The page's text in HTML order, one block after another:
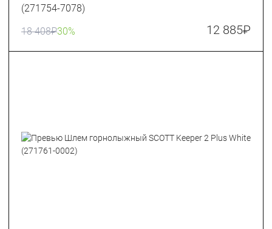
(271754-7078)
18 408₽30% 12 885₽